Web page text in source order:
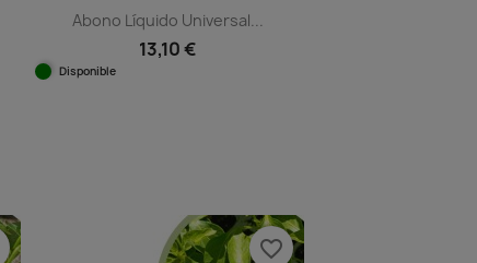
Abono Líquido Universal...
13,10 €
Disponible
favorite_border